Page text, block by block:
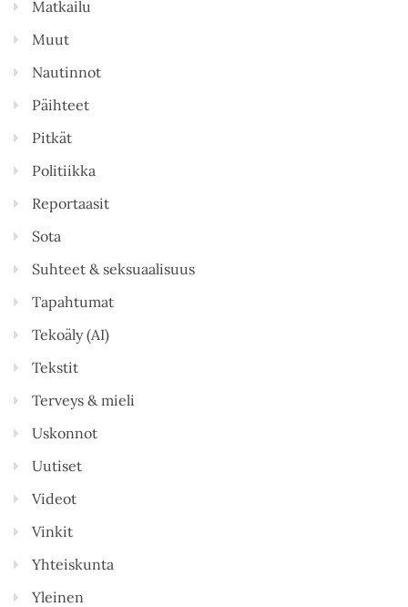
Matkailu
Muut
Nautinnot
Päihteet
Pitkät
Politiikka
Reportaasit
Sota
Suhteet & seksuaalisuus
Tapahtumat
Tekoäly (AI)
Tekstit
Terveys & mieli
Uskonnot
Uutiset
Videot
Vinkit
Yhteiskunta
Yleinen